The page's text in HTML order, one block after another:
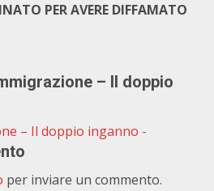
PER AVERE DIFFAMATO
– Il doppio
– Il doppio inganno -
per inviare un commento.